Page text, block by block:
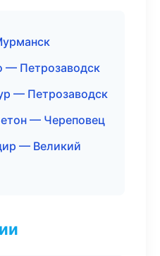
— Петрозаводск
— Петрозаводск
— Череповец
— Великий